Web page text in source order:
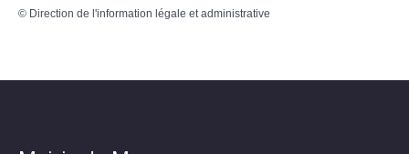
© Direction de l'information légale et administrative